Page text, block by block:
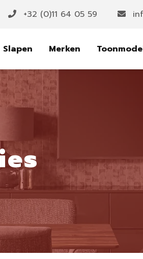
+32 (0)11 64 05 59
Slapen Merken